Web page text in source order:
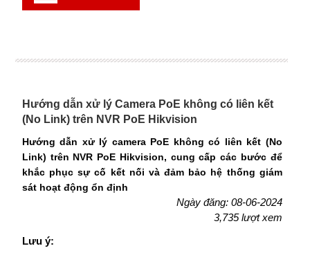
Hướng dẫn xử lý Camera PoE không có liên kết
(No Link) trên NVR PoE Hikvision
Hướng dẫn xử lý camera PoE không có liên kết (No
Link) trên NVR PoE Hikvision, cung cấp các bước để
khắc phục sự cố kết nối và đảm bảo hệ thống giám
sát hoạt động ổn định
Ngày đăng: 08-06-2024
3,735 lượt xem
Lưu ý: